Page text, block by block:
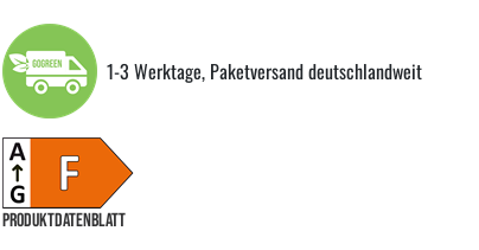
1-3 Werktage, Paketversand deutschlandweit
PRODUKTDATENBLATT